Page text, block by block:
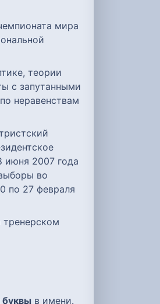
мира
теории
с запутанными
неравенствам
июня 2007 года
во
по 27 февраля
в имени.